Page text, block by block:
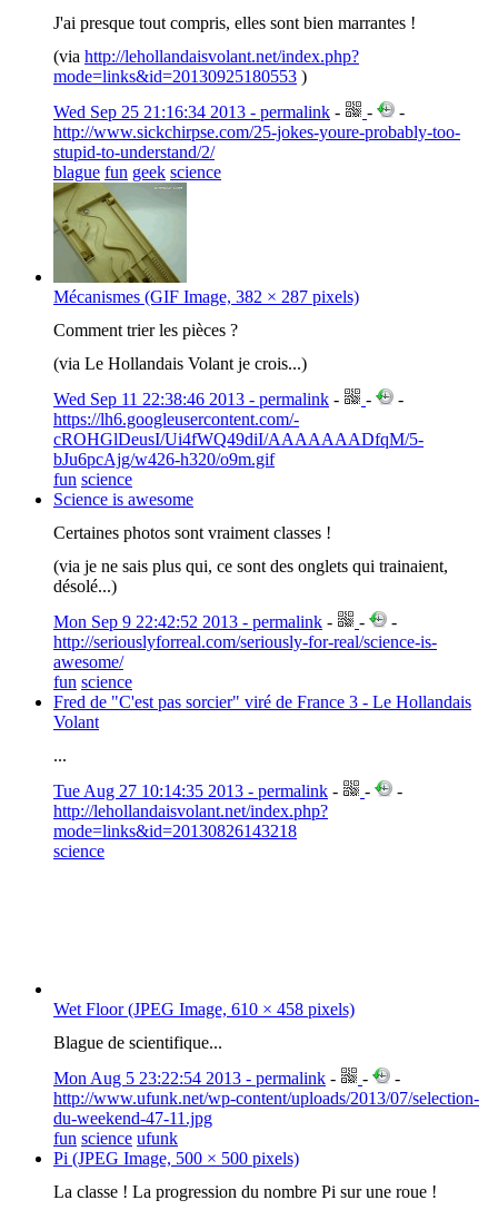
J'ai presque tout compris, elles sont bien marrantes !
(via http://lehollandaisvolant.net/index.php?
mode=links&id=20130925180553 )
Wed Sep 25 21:16:34 2013 - permalink - -
-
http://www.sickchirpse.com/25-jokes-youre-probably-too-
stupid-to-understand/2/
blague fun geek science
Mécanismes (GIF Image, 382 × 287 pixels)
Comment trier les pièces ?
(via Le Hollandais Volant je crois...)
Wed Sep 11 22:38:46 2013 - permalink - -
-
https://lh6.googleusercontent.com/-
cROHGlDeusI/Ui4fWQ49diI/AAAAAAADfqM/5-
bJu6pcAjg/w426-h320/o9m.gif
fun science
Science is awesome
Certaines photos sont vraiment classes !
(via je ne sais plus qui, ce sont des onglets qui trainaient,
désolé...)
Mon Sep 9 22:42:52 2013 - permalink - -
-
http://seriouslyforreal.com/seriously-for-real/science-is-
awesome/
fun science
Fred de "C'est pas sorcier" viré de France 3 - Le Hollandais
Volant
...
Tue Aug 27 10:14:35 2013 - permalink - -
-
http://lehollandaisvolant.net/index.php?
mode=links&id=20130826143218
science
Wet Floor (JPEG Image, 610 × 458 pixels)
Blague de scientifique...
Mon Aug 5 23:22:54 2013 - permalink - -
-
http://www.ufunk.net/wp-content/uploads/2013/07/selection-
du-weekend-47-11.jpg
fun science ufunk
Pi (JPEG Image, 500 × 500 pixels)
La classe ! La progression du nombre Pi sur une roue !